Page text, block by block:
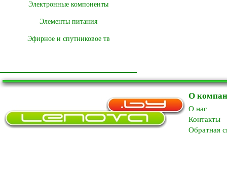
Электронные компоненты
Элементы питания
Эфирное и спутниковое тв
О
O нас
Контакты
Обратная